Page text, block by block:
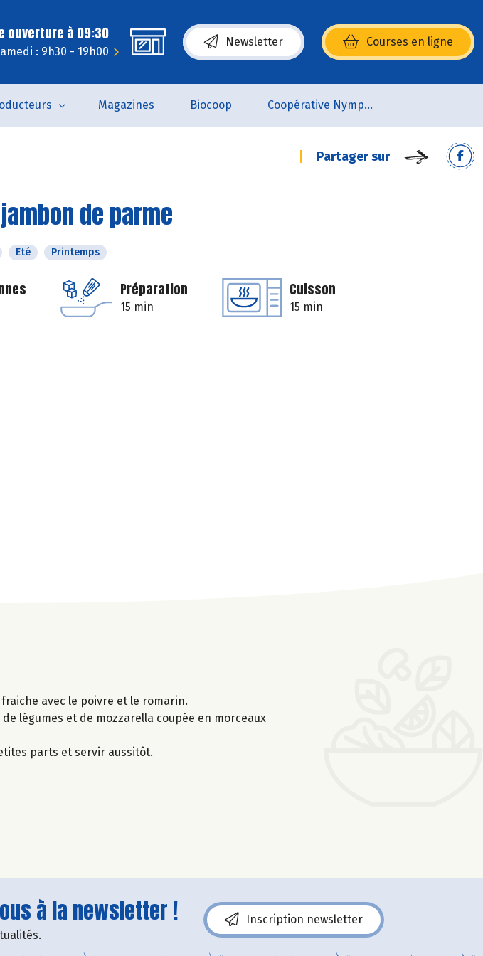
ouverture à 09:30
: 9h30 - 19h00
Newsletter Courses en ligne
(s’ouvre dans une nouvelle fenêtre)
Magazines Biocoop Coopérative Nymphéa
Partager sur
de parme
Eté Printemps
Préparation
15 min
Cuisson
15 min
avec le poivre et le romarin.
légumes et de mozzarella coupée en morceaux
parts et servir aussitôt.
à la newsletter ! Inscription newsletter